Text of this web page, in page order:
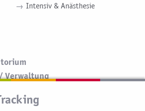
aktuell:
Intensiv & Anästhesie
Verwaltung